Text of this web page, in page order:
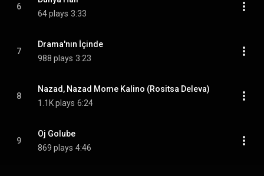
6
64 plays 3:33
7
Drama'nın İçinde
988 plays 3:23
8
Nazad, Nazad Mome Kalino (Rositsa Deleva)
1.1K plays 6:24
9
Oj Golube
869 plays 4:46